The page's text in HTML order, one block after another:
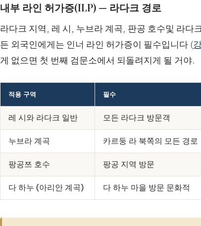
내부 라인 허가증(ILP) — 라다크 경로
라다크 지역, 레 시, 누브라 계곡, 판공 호수및 라다
든 외국인에게는 인너 라인 허가증이 필수입니다 (
게 없으면 첫 번째 검문소에서 되돌려지게 될 거야.
적용 구역 필수
레 시와 라다크 일반 모든 라다크 방문객
누브라 계곡 카르둥 라 북쪽의 모든 경로
팡공쯔 호수 팡공 지역 방문
다 하누 (아리안 계곡) 다 하누 마을 방문 문화적